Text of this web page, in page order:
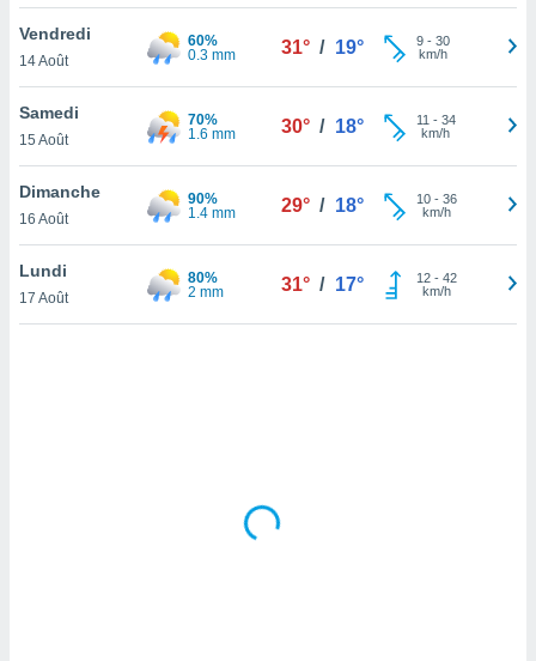
votre
à
en
le
Vendredi
14 Août
60%
0.3 mm
31° / 19° 9- 30
km/h
Samedi
15 Août
70%
1.6 mm
30° / 18° 11 - 34
km/h
Dimanche
16 Août
90%
1.4 mm
29° / 18° 10- 36
km/h
Lundi
17 Août
80%
2 mm
31° / 17° 12- 42
km/h